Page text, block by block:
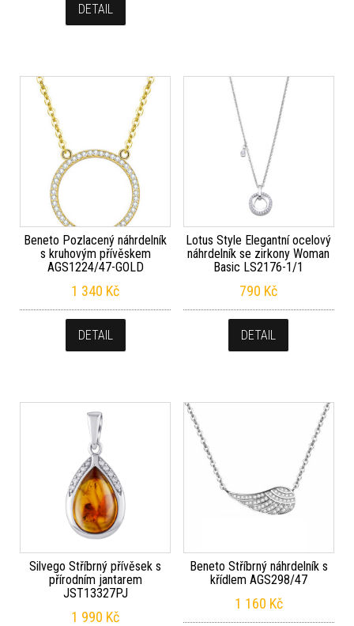
DETAIL
Beneto Pozlacený náhrdelník
s kruhovým přívěskem
AGS1224/47-GOLD
1 340 Kč
DETAIL
Lotus Style Elegantní ocelový
náhrdelník se zirkony Woman
Basic LS2176-1/1
790 Kč
DETAIL
Silvego Stříbrný přívěsek s
přírodním jantarem
JST13327PJ
1 990 Kč
Beneto Stříbrný náhrdelník s
křídlem AGS298/47
1 160 Kč